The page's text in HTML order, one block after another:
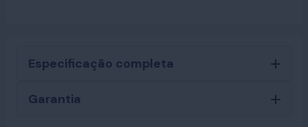
Especificação completa
Garantia